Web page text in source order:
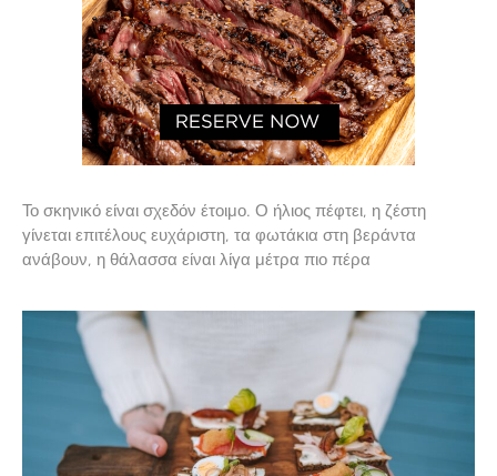
Το σκηνικό είναι σχεδόν έτοιμο. Ο ήλιος πέφτει, η ζέστη
γίνεται επιτέλους ευχάριστη, τα φωτάκια στη βεράντα
ανάβουν, η θάλασσα είναι λίγα μέτρα πιο πέρα